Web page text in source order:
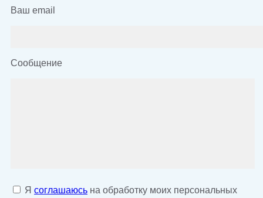
Ваш email
Сообщение
Я соглашаюсь на обработку моих персональных